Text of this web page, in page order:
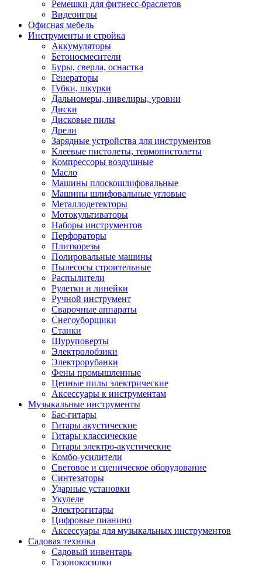
Ремешки для фитнесс-браслетов
Видеоигры
Офисная мебель
Инструменты и стройка
Аккумуляторы
Бетоносмесители
Буры, сверла, оснастка
Генераторы
Губки, шкурки
Дальномеры, нивелиры, уровни
Диски
Дисковые пилы
Дрели
Зарядные устройства для инструментов
Клеевые пистолеты, термопистолеты
Компрессоры воздушные
Масло
Машины плоскошлифовальные
Машины шлифовальные угловые
Металлодетекторы
Мотокультиваторы
Наборы инструментов
Перфораторы
Плиткорезы
Полировальные машины
Пылесосы строительные
Распылители
Рулетки и линейки
Ручной инструмент
Сварочные аппараты
Снегоуборщики
Станки
Шуруповерты
Электролобзики
Электрорубанки
Фены промышленные
Цепные пилы электрические
Аксессуары к инструментам
Музыкальные инструменты
Бас-гитары
Гитары акустические
Гитары классические
Гитары электро-акустические
Комбо-усилители
Световое и сценическое оборудование
Синтезаторы
Ударные установки
Укулеле
Электрогитары
Цифровые пианино
Аксессуары для музыкальных инструментов
Садовая техника
Садовый инвентарь
Газонокосилки